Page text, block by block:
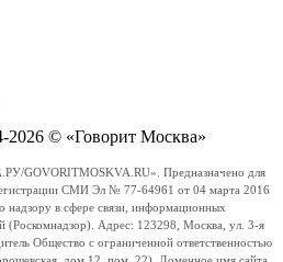
2026 © «Говорит Москва»
GOVORITMOSKVA.RU». Предназначено для
СМИ Эл № 77-64961 от 04 марта 2016
в сфере связи, информационных
(Роскомнадзор). Адрес: 123298, Москва, ул. 3-я
Общество с ограниченной ответственностью